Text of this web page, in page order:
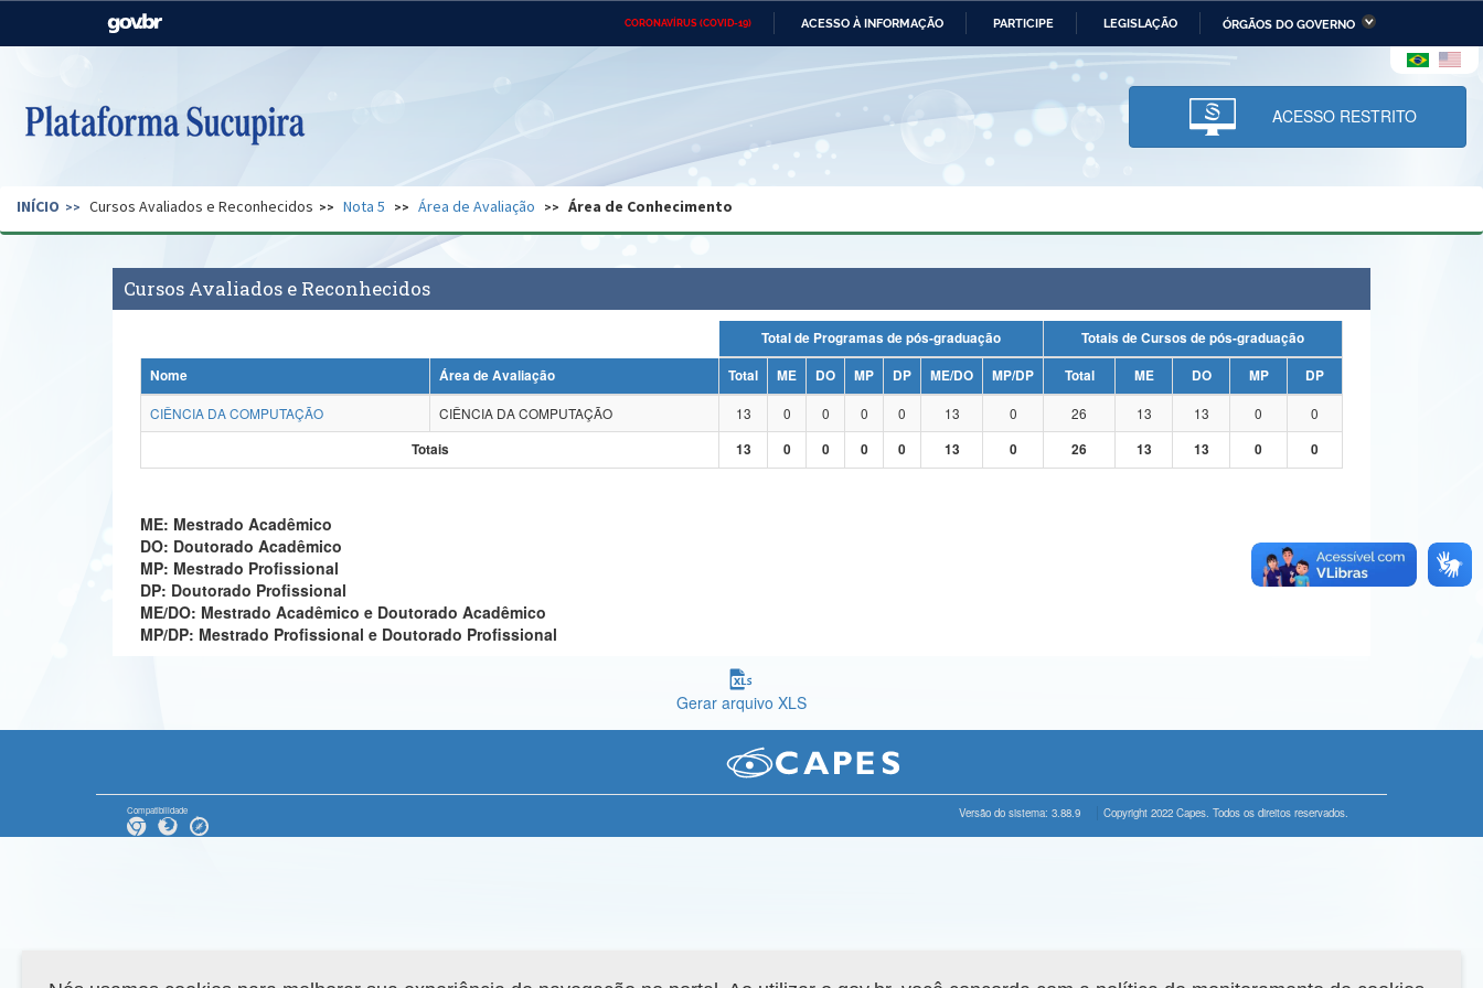
CORONAVÍRUS (COVID-19) ACESSO À INFORMAÇÃO PARTICIPE LEGISLAÇÃO ÓRGÃOS DO GOVERNO
Casa Civil Ministério das Relações Ministério da Economia Ministério da Infraestrutura
Pecuária e Abastecimento
Ministério da Ciência,
Tecnologia, Inovações e
Comunicações
Ministério do Desenvolvimento
Regional e dos Direitos Humanos
Secretaria de Governo Gabinete de Segurança Advocacia-Geral da União Banco Central do Brasil Planalto
ACESSO RESTRITO
INÍCIO Cursos Avaliados e Reconhecidos Nota 5 Área de Avaliação Área de Conhecimento
Cursos Avaliados e Reconhecidos
Total de Programas de pós-graduação
Totais de Cursos de pós-graduação
Nome
Área de Avaliação Total ME DO MP DP ME/DO MP/DP Total ME DO MP
DP
CIÊNCIA DA COMPUTAÇÃO
CIÊNCIA DA COMPUTAÇÃO 13 0 0 0 0 13 0 26 13 13 0
0
Totais
13 0 0 0 0 13 0 26 13 13 0 0
ME: Mestrado Acadêmico
DO: Doutorado Acadêmico
MP: Mestrado Profissional
DP: Doutorado Profissional
ME/DO: Mestrado Acadêmico e Doutorado Acadêmico
MP/DP: Mestrado Profissional e Doutorado Profissional
Gerar arquivo XLS
Compatibilidade Versão do sistema: 3.88.9 Copyright 2022 Capes. Todos os direitos reservados.